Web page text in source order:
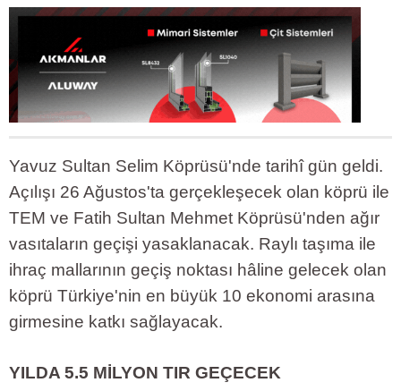
Yavuz Sultan Selim Köprüsü'nde tarihî gün geldi.
Açılışı 26 Ağustos'ta gerçekleşecek olan köprü ile
TEM ve Fatih Sultan Mehmet Köprüsü'nden ağır
vasıtaların geçişi yasaklanacak. Raylı taşıma ile
ihraç mallarının geçiş noktası hâline gelecek olan
köprü Türkiye'nin en büyük 10 ekonomi arasına
girmesine katkı sağlayacak.
YILDA 5.5 MİLYON TIR GEÇECEK